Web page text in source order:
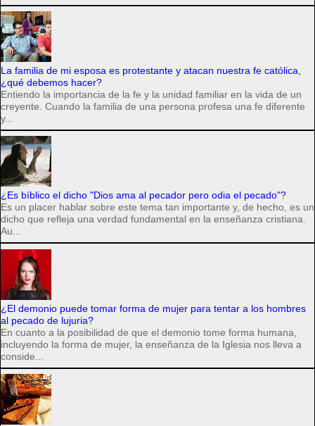
La familia de mi esposa es protestante y atacan nuestra fe católica,
¿qué debemos hacer?
Entiendo la importancia de la fe y la unidad familiar en la vida de un
creyente. Cuando la familia de una persona profesa una fe diferente
y...
¿Es bíblico el dicho "Dios ama al pecador pero odia el pecado"?
Es un placer hablar sobre este tema tan importante y, de hecho, es un
dicho que refleja una verdad fundamental en la enseñanza cristiana.
Au...
¿El demonio puede tomar forma de mujer para tentar a los hombres
al pecado de lujuria?
En cuanto a la posibilidad de que el demonio tome forma humana,
incluyendo la forma de mujer, la enseñanza de la Iglesia nos lleva a
conside...